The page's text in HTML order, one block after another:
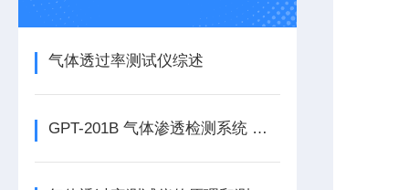
气体透过率测试仪综述
GPT-201B 气体渗透检测系统 压差法透气性检测仪简介